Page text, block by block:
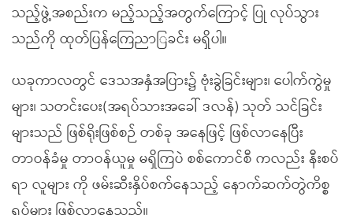
သည့်ဖွဲ့အစည်းက မည့်သည့်အတွက်ကြောင့် ပြု လုပ်သွား
သည်ကို ထုတ်ပြန်ကြေညာြခင်း မရှိပါ။
ယခုကာလတွင် ဒေသအနှံအပြား၌ ဗုံးခွဲခြင်းများ၊ ပေါက်ကွဲမှု
များ၊ သတင်းပေး(အရပ်သားအခေါ် ဒလန်) သုတ် သင်ခြင်း
များသည် ဖြစ်ရိုးဖြစ်စဉ် တစ်ခု အနေဖြင့် ဖြစ်လာနေပြီး
တာဝန်ခံမှု တာဝန်ယူမှု မရှိကြပဲ စစ်ကောင်စီ ကလည်း နီးစပ်
ရာ လူများ ကို ဖမ်းဆီးနှိပ်စက်နေသည့် နောက်ဆက်တွဲကိစ္စ